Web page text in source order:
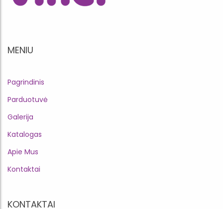
MENIU
Pagrindinis
Parduotuvė
Galerija
Katalogas
Apie Mus
Kontaktai
KONTAKTAI